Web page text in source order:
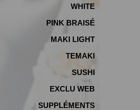
WHITE
PINK BRAISÉ
MAKI LIGHT
TEMAKI
SUSHI
EXCLU WEB
SUPPLÉMENTS